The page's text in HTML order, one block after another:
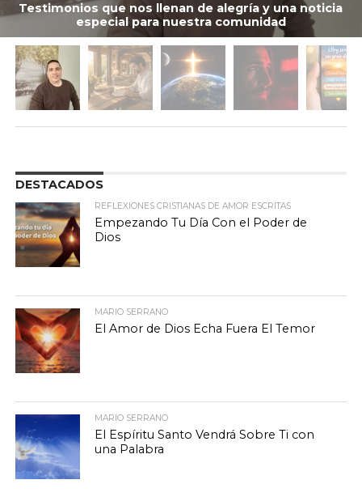
Testimonios que nos llenan de alegría y una noticia
especial para nuestra comunidad
DESTACADOS
REFLEXIONES CRISTIANAS DE AMOR ESCRITAS
Empezando Tu Día Con el Poder de
Dios
MARIO SERRANO
El Amor de Dios Echa Fuera El Temor
MARIO SERRANO
El Espíritu Santo Vendrá Sobre Ti con
una Palabra